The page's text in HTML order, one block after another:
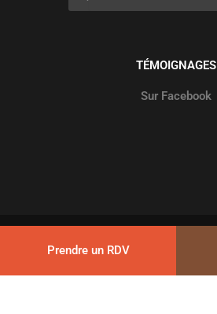
TÉMOIGNAGES
Sur Facebook
Prendre un RDV